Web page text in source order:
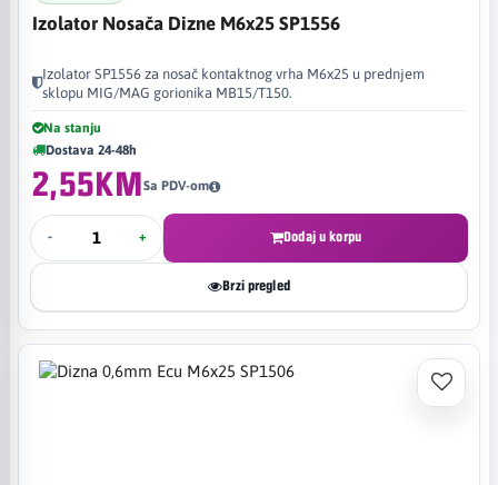
Izolator Nosača Dizne M6x25 SP1556
Izolator SP1556 za nosač kontaktnog vrha M6x25 u prednjem
sklopu MIG/MAG gorionika MB15/T150.
Na stanju
Dostava 24-48h
2,55KMSa PDV-om
- + Dodaj u korpu
Brzi pregled